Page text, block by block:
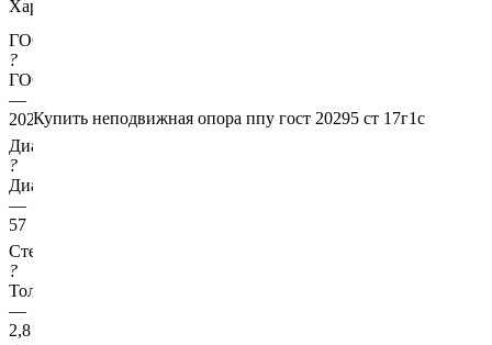
Купить неподвижная опора ппу гост 20295 ст 17г1с
Характеристики
ГОСТ несущей трубы
?
ГОСТ основной трубы
—
20295
Диаметр трубы, мм
?
Диаметр основной трубы
—
57
Стенка трубы, мм
?
Толщина стенки несущей трубы
—
2,8